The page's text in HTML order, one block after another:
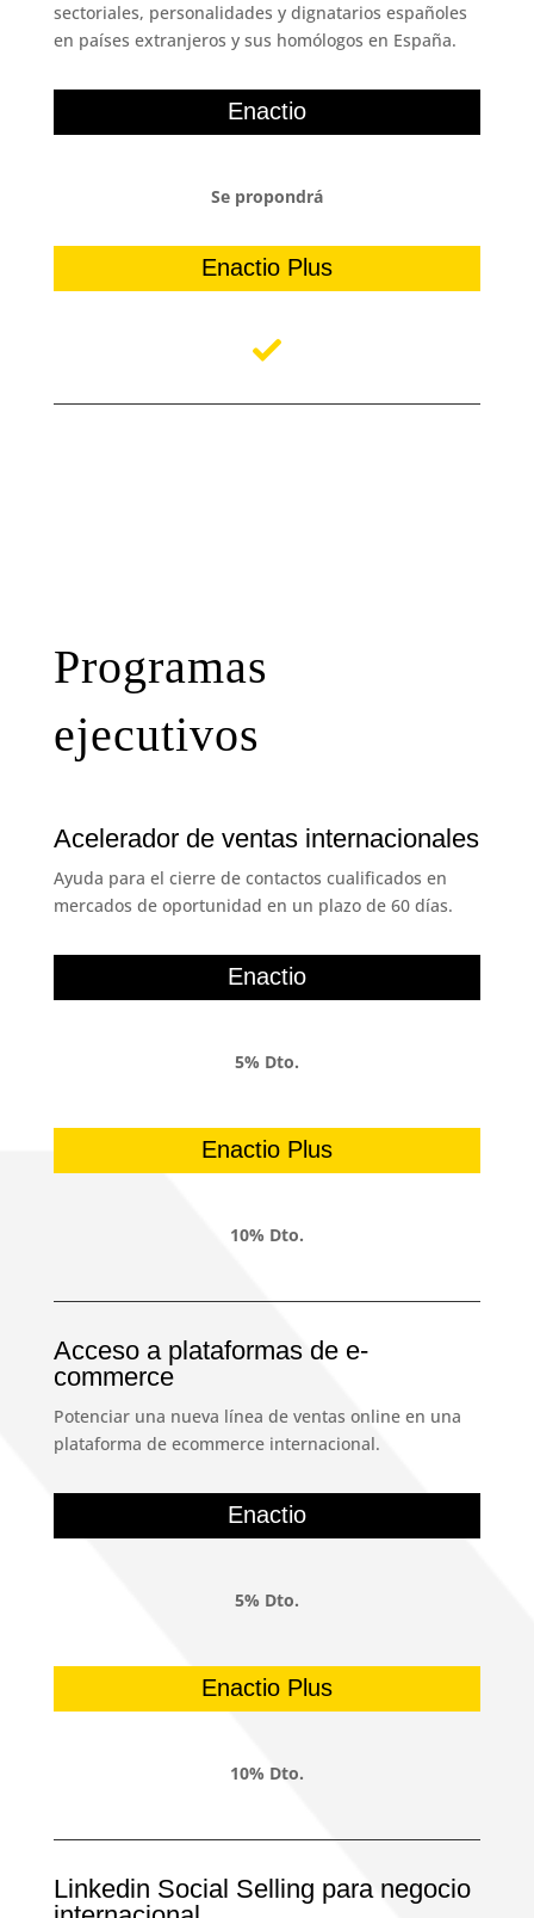
sectoriales, personalidades y dignatarios españoles
en países extranjeros y sus homólogos en España.
Enactio
Se propondrá
Enactio Plus
Programas
ejecutivos
Acelerador de ventas internacionales
Ayuda para el cierre de contactos cualificados en
mercados de oportunidad en un plazo de 60 días.
Enactio
5% Dto.
Enactio Plus
10% Dto.
Acceso a plataformas de e-
commerce
Potenciar una nueva línea de ventas online en una
plataforma de ecommerce internacional.
Enactio
5% Dto.
Enactio Plus
10% Dto.
Linkedin Social Selling para negocio